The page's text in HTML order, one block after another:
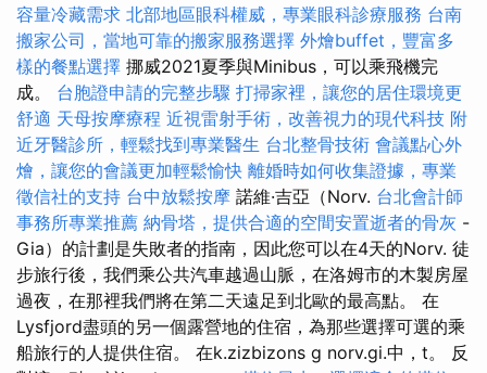
容量冷藏需求 北部地區眼科權威，專業眼科診療服務 台南
搬家公司，當地可靠的搬家服務選擇 外燴buffet，豐富多
樣的餐點選擇 挪威2021夏季與Minibus，可以乘飛機完
成。 台胞證申請的完整步驟 打掃家裡，讓您的居住環境更
舒適 天母按摩療程 近視雷射手術，改善視力的現代科技 附
近牙醫診所，輕鬆找到專業醫生 台北整骨技術 會議點心外
燴，讓您的會議更加輕鬆愉快 離婚時如何收集證據，專業
徵信社的支持 台中放鬆按摩 諾維·吉亞（Norv. 台北會計師
事務所專業推薦 納骨塔，提供合適的空間安置逝者的骨灰 -
Gia）的計劃是失敗者的指南，因此您可以在4天的Norv. 徒
步旅行後，我們乘公共汽車越過山脈，在洛姆市的木製房屋
過夜，在那裡我們將在第二天遠足到北歐的最高點。 在
Lysfjord盡頭的另一個露營地的住宿，為那些選擇可選的乘
船旅行的人提供住宿。 在k.zizbizons g norv.gi.中，t。 反